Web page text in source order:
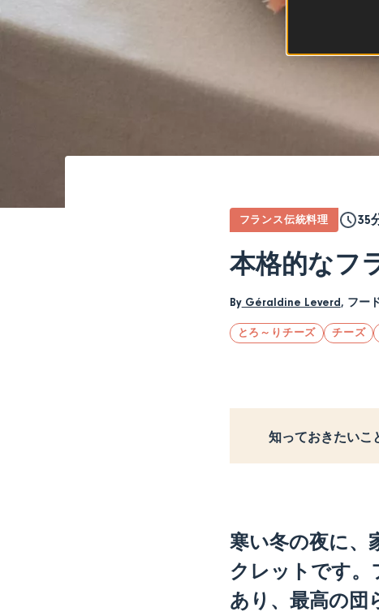
フランス伝統料理 35
本格的なフ
ByGéraldine Leverd, フー
とろ～りチーズ チーズ
知っておきたいこ
寒い冬の夜に、
クレットです。
あり、最高の団